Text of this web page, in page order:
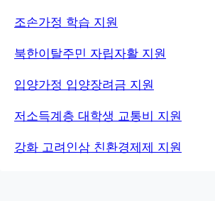
조손가정 학습 지원
북한이탈주민 자립자활 지원
입양가정 입양장려금 지원
저소득계층 대학생 교통비 지원
강화 고려인삼 친환경제제 지원